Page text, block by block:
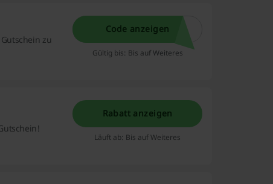
zu
Code anzeigen
Gültig bis: Bis auf Weiteres
Rabatt anzeigen
Läuft ab: Bis auf Weiteres